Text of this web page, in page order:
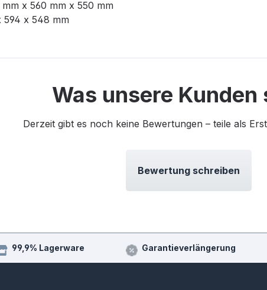
x 560 mm x 550 mm
594 x 548 mm
Was unsere Kunden
Derzeit gibt es noch keine Bewertungen – teile als
Bewertung schreiben
99,9% Lagerware Garantieverlängerung